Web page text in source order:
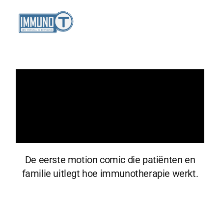
De eerste motion comic die patiënten en
familie uitlegt hoe immunotherapie werkt.